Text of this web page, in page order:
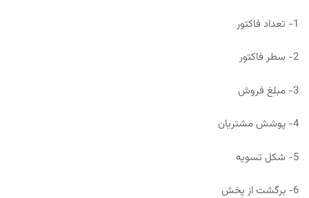
1- تعداد فاکتور
2- سطر فاکتور
3- مبلغ فروش
4- پوشش مشتریان
5- شکل تسویه
6- برگشت از پخش